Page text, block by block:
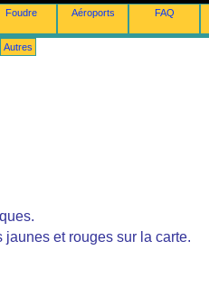
Foudre Aéroports FAQ
Autres
et rouges sur la carte.